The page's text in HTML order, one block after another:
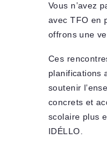
Vous n’avez
avec TFO en
offrons une
Ces
planifications
soutenir
concrets et
scolaire plus
IDÉLLO.